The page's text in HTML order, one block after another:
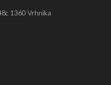
1360 Vrhnika